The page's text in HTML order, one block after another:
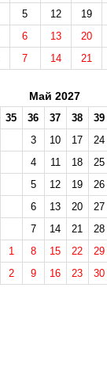
5 12
19
6 13
20
7 14 21
Май 2027
35 36 37 38
39
3 10 17
24
4 11 18
25
5 12 19
26
6 13 20
27
7 14 21
28
1 8 15 22
29
2 9 16 23 30